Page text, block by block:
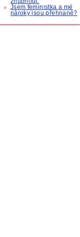
Jsem feministka a mé
nároky jsou přehnané?